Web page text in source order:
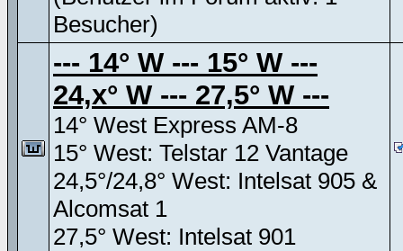
Besucher)
--- 14° W --- 15° W ---
24,x° W --- 27,5° W ---
14° West Express AM-8
15° West: Telstar 12 Vantage
24,5°/24,8° West: Intelsat 905 &
Alcomsat 1
27,5° West: Intelsat 901